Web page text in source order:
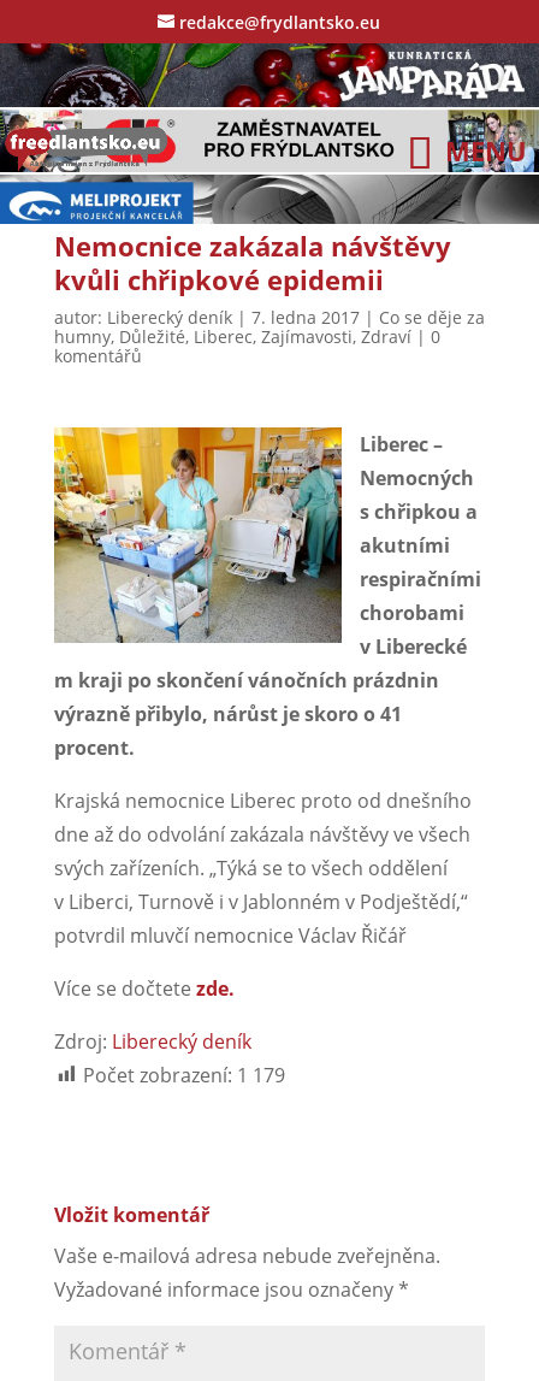
redakce@frydlantsko.eu
Nemocnice zakázala návštěvy
kvůli chřipkové epidemii
autor: Liberecký deník| 7. ledna 2017| Co se děje za
humny, Důležité, Liberec, Zajímavosti, Zdraví| 0
komentářů
Liberec –
Nemocných
s chřipkou a
akutními
respiračními
chorobami
v Liberecké
m kraji po skončení vánočních prázdnin
výrazně přibylo, nárůst je skoro o 41
procent.
Krajská nemocnice Liberec proto od dnešního
dne až do odvolání zakázala návštěvy ve všech
svých zařízeních. „Týká se to všech oddělení
v Liberci, Turnově i v Jablonném v Podještědí,“
potvrdil mluvčí nemocnice Václav Řičář
Více se dočtete zde.
Zdroj: Liberecký deník
Počet zobrazení: 1 179
Vložit komentář
Vaše e-mailová adresa nebude zveřejněna.
Vyžadované informace jsou označeny*